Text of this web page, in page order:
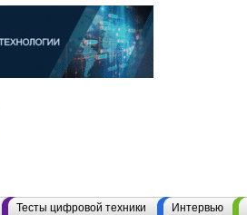
Тесты цифровой техники Интервью